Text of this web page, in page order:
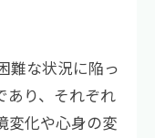
難な状況に陥っ
あり、それぞれ
変化や心身の変